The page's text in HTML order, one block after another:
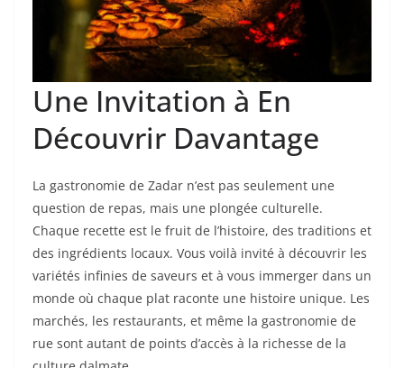
Une Invitation à En
Découvrir Davantage
La gastronomie de Zadar n’est pas seulement une
question de repas, mais une plongée culturelle.
Chaque recette est le fruit de l’histoire, des traditions et
des ingrédients locaux. Vous voilà invité à découvrir les
variétés infinies de saveurs et à vous immerger dans un
monde où chaque plat raconte une histoire unique. Les
marchés, les restaurants, et même la gastronomie de
rue sont autant de points d’accès à la richesse de la